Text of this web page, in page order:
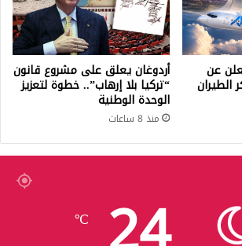
عن
الطيران
أردوغان يعلق على مشروع قانون
“تركيا بلا إرهاب”.. خطوة لتعزيز
الوحدة الوطنية
منذ 8 ساعات
℃